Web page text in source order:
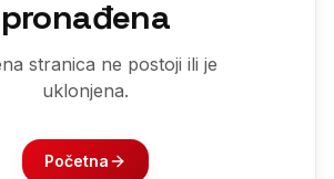
pronađena
stranica ne postoji ili je
uklonjena.
Početna